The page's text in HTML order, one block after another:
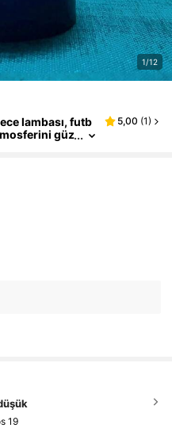
1/12
lambası, futb
güz
5,00 (1)
19